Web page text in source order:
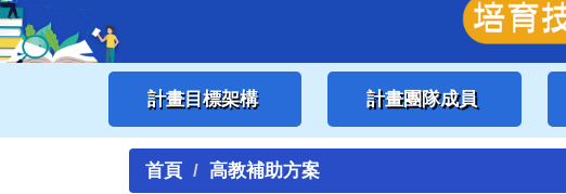
計畫目標架構 計畫團隊成員
首頁 高教補助方案